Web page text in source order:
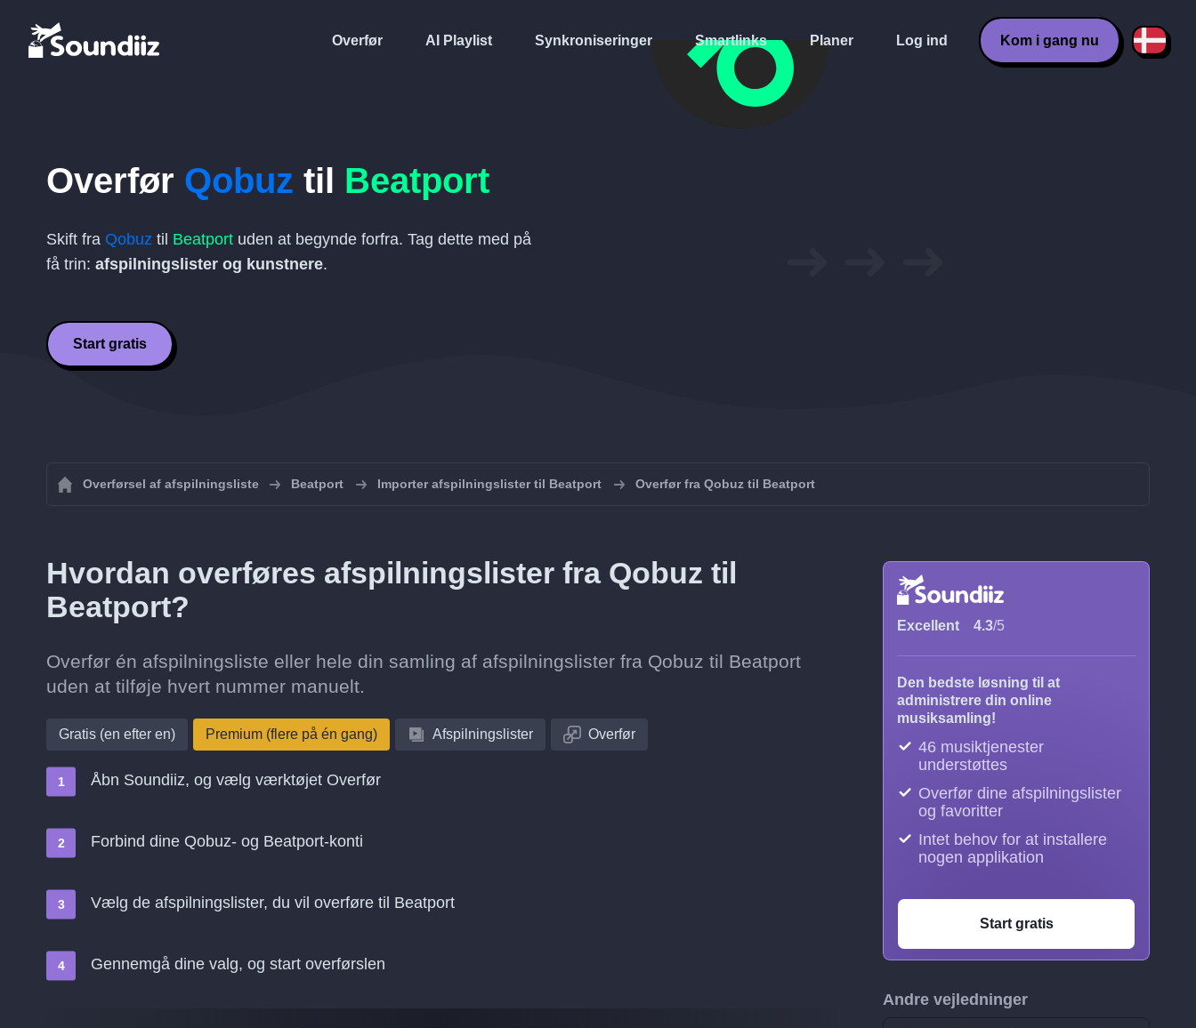
Overfør AI Playlist Synkroniseringer Smartlinks Planer Log ind Kom i gang nu
Overfør Qobuz til Beatport
Skift fra Qobuz til Beatport uden at begynde forfra. Tag dette med på
få trin: afspilningslister og kunstnere.
Start gratis
Overførsel af afspilningsliste Beatport Importer afspilningslister til Beatport Overfør fra Qobuz til Beatport
Hvordan overføres afspilningslister fra Qobuz til
Beatport?
Overfør én afspilningsliste eller hele din samling af afspilningslister fra Qobuz til Beatport
uden at tilføje hvert nummer manuelt.
Gratis (en efter en) Premium (flere på én gang) Afspilningslister Overfør
Åbn Soundiiz, og vælg værktøjet Overfør
Forbind dine Qobuz- og Beatport-konti
Vælg de afspilningslister, du vil overføre til Beatport
Gennemgå dine valg, og start overførslen
Excellent 4.3/5
Den bedste løsning til at
administrere din online
musiksamling!
46 musiktjenester
understøttes
Overfør dine afspilningslister
og favoritter
Intet behov for at installere
nogen applikation
Start gratis
Andre vejledninger